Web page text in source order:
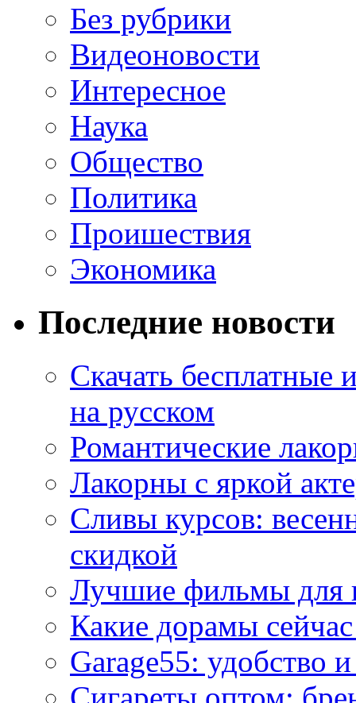
Без рубрики
Видеоновости
Интересное
Наука
Общество
Политика
Проишествия
Экономика
Последние новости
Скачать
на русском
Романтические
Лакорны с яркой
Сливы курсов:
скидкой
Лучшие фильмы для
Какие дорамы
Garage55: удобство